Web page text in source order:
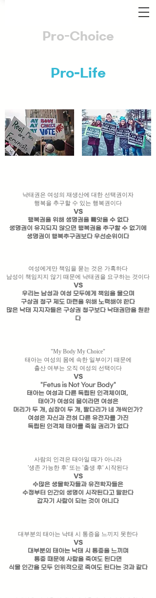
Pro-Choice
Pro-Life
낙태권은 여성의 재생산에 대한 선택권이자
행복을 추구할 수 있는 행복권이다
VS
​행복권을 위해 생명권을 빼앗을 수 없다
생명권이 유지되지 않으면 행복권을 추구할 수 없기에
생명권이 행복추구권보다 우선순위이다
여성에게만 책임을 묻는 것은 가혹하다
남성이 책임지지 않기 때문에 낙태권을 요구하는 것이다
VS
우리는 남성과 여성 모두에게 책임을 물으며
구상권 청구 제도 마련을 위해 노력해야 한다
많은 낙태 지지자들은 구상권 청구보다 낙태권만을 원한
다
"My Body My Choice"
태아는 여성의 몸에 속한 일부이기 때문에
​출산 여부는 오직 여성의 선택이다
VS
"Fetus is Not Your Body"
태아는 여성과 다른 독립된 인격체이며,
태아가 여성의 몸이라면 여성은
머리가 두 개, 심장이 두 개, 팔다리가 네 개씩인가?
여성은 자신과 전혀 다른 유전자를 가진
독립된 인격체 태아를 죽일 권리가 없다
사람의 인격은 태아일 때가 아니라
'생존 가능한 후' 또는 '출생 후' 시작된다
VS
수많은 생물학자들과 유전학자들은
​수정부터 인간의 생명이 시작된다고 말한다
갑자기 사람이 되는 것이 아니다
대부분의 태아는 낙태 시 통증을 느끼지 못한다
VS
​대부분의 태아는 낙태 시 통증을 느끼며
통증 때문에 사람을 죽여도 된다면
​식물 인간을 모두 인위적으로 죽여도 된다는 것과 같다